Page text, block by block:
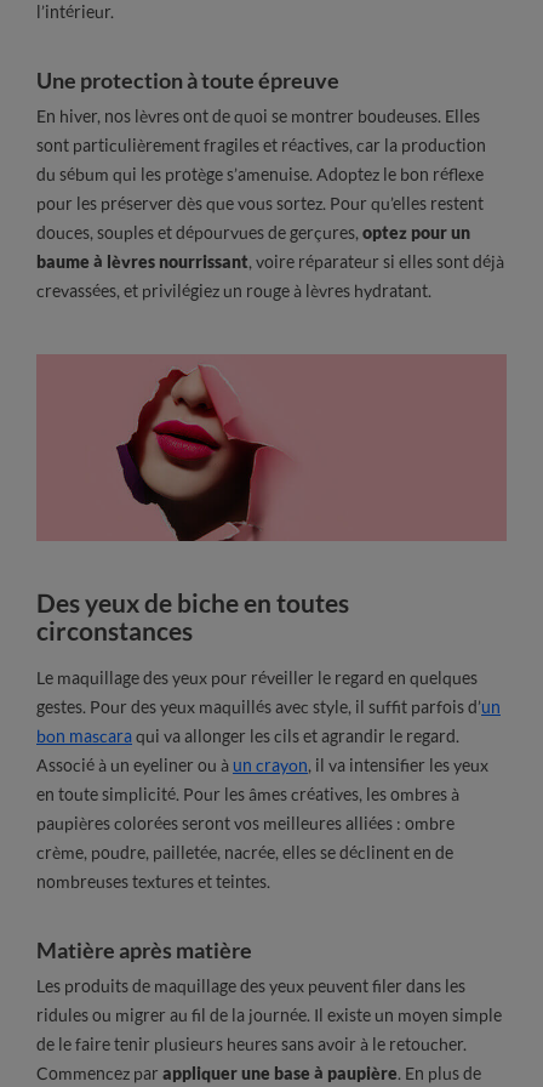
l’intérieur.
Une protection à toute épreuve
En hiver, nos lèvres ont de quoi se montrer boudeuses. Elles
sont particulièrement fragiles et réactives, car la production
du sébum qui les protège s’amenuise. Adoptez le bon réflexe
pour les préserver dès que vous sortez. Pour qu’elles restent
douces, souples et dépourvues de gerçures, optez pour un
baume à lèvres nourrissant, voire réparateur si elles sont déjà
crevassées, et privilégiez un rouge à lèvres hydratant.
Des yeux de biche en toutes
circonstances
Le maquillage des yeux pour réveiller le regard en quelques
gestes. Pour des yeux maquillés avec style, il suffit parfois d’un
bon mascaraqui va allonger les cils et agrandir le regard.
Associé à un eyeliner ou à un crayon, il va intensifier les yeux
en toute simplicité. Pour les âmes créatives, les ombres à
paupières colorées seront vos meilleures alliées : ombre
crème, poudre, pailletée, nacrée, elles se déclinent en de
nombreuses textures et teintes.
Matière après matière
Les produits de maquillage des yeux peuvent filer dans les
ridules ou migrer au fil de la journée. Il existe un moyen simple
de le faire tenir plusieurs heures sans avoir à le retoucher.
Commencez par appliquer une base à paupière. En plus de